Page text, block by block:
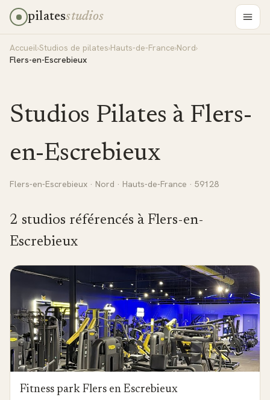
pilatesstudios
Accueil›Studios de pilates›Hauts-de-France›Nord›
Flers-en-Escrebieux
Studios Pilates à Flers-
en-Escrebieux
Flers-en-Escrebieux · Nord · Hauts-de-France · 59128
2 studios référencés à Flers-en-
Escrebieux
Fitness park Flers en Escrebieux